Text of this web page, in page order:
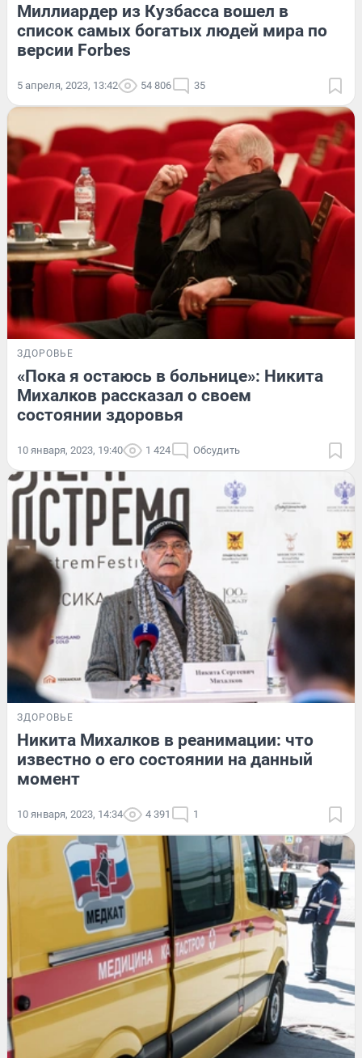
Миллиардер из Кузбасса вошел в
список самых богатых людей мира по
версии Forbes
5 апреля, 2023, 13:42 54 806 35
ЗДОРОВЬЕ
«Пока я остаюсь в больнице»: Никита
Михалков рассказал о своем
состоянии здоровья
10 января, 2023, 19:40 1 424 Обсудить
ЗДОРОВЬЕ
Никита Михалков в реанимации: что
известно о его состоянии на данный
момент
10 января, 2023, 14:34 4 391 1